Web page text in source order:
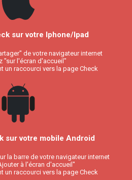
sur votre Iphone/Ipad
de votre navigateur internet
"sur l'écran d'accueil"
un raccourci vers la page Check
sur votre mobile Android
la barre de votre navigateur internet
à l'écran d'accueil"
un raccourci vers la page Check